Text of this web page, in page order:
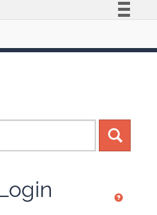
Comunica BR
Canais